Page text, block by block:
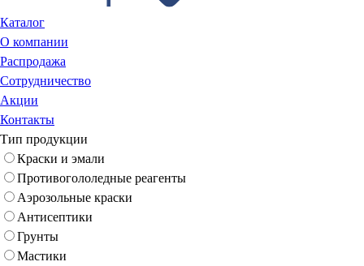
Каталог
О компании
Распродажа
Сотрудничество
Акции
Контакты
Тип продукции
Краски и эмали
Противогололедные реагенты
Аэрозольные краски
Антисептики
Грунты
Мастики